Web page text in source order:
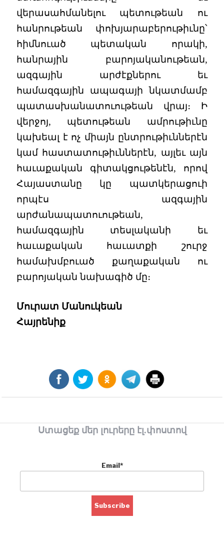
վերասահմանելու պետութեան ու
հանրութեան փոխյարաբերութիւնը՝
հիմնուած պետական որակի,
հանրային բարոյականութեան,
ազգային արժէքներու եւ
համազգային ապագայի նկատմամբ
պատասխանատուութեան վրայ։ Ի
վերջոյ, պետութեան ամրութիւնը
կախեալ է ոչ միայն ընտրութիւններէն
կամ հաստատութիւններէն, այլեւ այն
հաւաքական գիտակցութենէն, որով
Հայաստանը կը պատկերացուի
որպէս ազգային
արժանապատուութեան,
համազգային տեսլականի եւ
հաւաքական հաւատքի շուրջ
համախմբուած քաղաքական ու
բարոյական նախագիծ մը։
Մուրատ Մանուկեան
Հայրենիք
Ստացեք մեր լուրերը էլ.փոստով
Email*